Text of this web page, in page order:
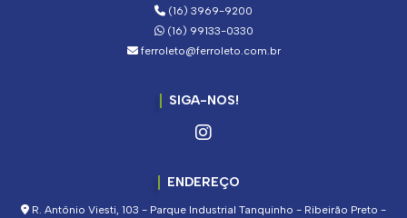
(16) 3969-9200
(16) 99133-0330
ferroleto@ferroleto.com.br
SIGA-NOS!
ENDEREÇO
R. Antônio Viesti, 103 - Parque Industrial Tanquinho - Ribeirão Preto -